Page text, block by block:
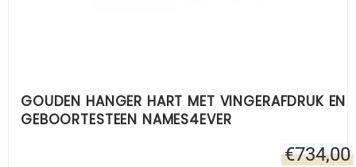
GOUDEN HANGER HART MET VINGERAFDRUK EN
GEBOORTESTEEN NAMES4EVER
€734,00